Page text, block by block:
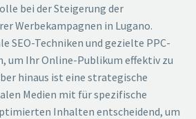
bei der Steigerung der
Werbekampagnen in Lugano.
SEO-Techniken und gezielte PPC-
um Ihr Online-Publikum effektiv zu
hinaus ist eine strategische
Medien mit für spezifische
Inhalten entscheidend, um